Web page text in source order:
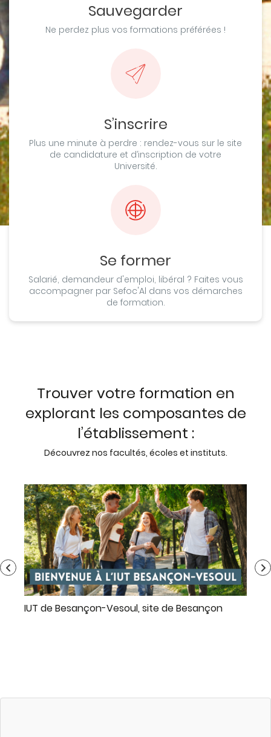
Sauvegarder
Ne perdez plus vos formations préférées !
S’inscrire
Plus une minute à perdre : rendez-vous sur le site
de candidature et d’inscription de votre
Université.
Se former
Salarié, demandeur d'emploi, libéral ? Faites vous
accompagner par Sefoc'Al dans vos démarches
de formation.
Trouver votre formation en
explorant les composantes de
l’établissement :
Découvrez nos facultés, écoles et instituts.
IUT de Besançon-Vesoul, site de Besançon